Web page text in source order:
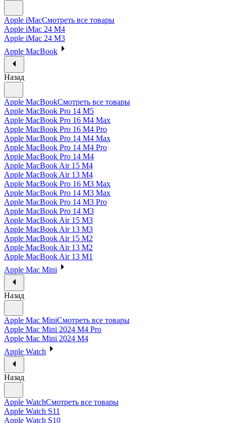
Apple iMacСмотреть все товары
Apple iMac 24 M4
Apple iMac 24 M3
Apple MacBook
Назад
Apple MacBookСмотреть все товары
Apple MacBook Pro 14 M5
Apple MacBook Pro 16 M4 Max
Apple MacBook Pro 16 M4 Pro
Apple MacBook Pro 14 M4 Max
Apple MacBook Pro 14 M4 Pro
Apple MacBook Pro 14 M4
Apple MacBook Air 15 M4
Apple MacBook Air 13 M4
Apple MacBook Pro 16 M3 Max
Apple MacBook Pro 14 M3 Max
Apple MacBook Pro 14 M3 Pro
Apple MacBook Pro 14 M3
Apple MacBook Air 15 M3
Apple MacBook Air 13 M3
Apple MacBook Air 15 M2
Apple MacBook Air 13 M2
Apple MacBook Air 13 M1
Apple Mac Mini
Назад
Apple Mac MiniСмотреть все товары
Apple Mac Mini 2024 M4 Pro
Apple Mac Mini 2024 M4
Apple Watch
Назад
Apple WatchСмотреть все товары
Apple Watch S11
Apple Watch S10